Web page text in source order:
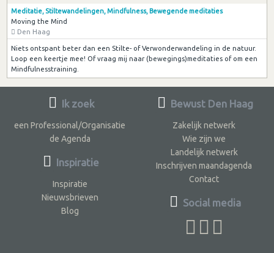
Meditatie, Stiltewandelingen, Mindfulness, Bewegende meditaties
Moving the Mind
Den Haag
Niets ontspant beter dan een Stilte- of Verwonderwandeling in de natuur.
Loop een keertje mee! Of vraag mij naar (bewegings)meditaties of om een
Mindfulnesstraining.
Ik zoek
een Professional/Organisatie
de Agenda
Inspiratie
Inspiratie
Nieuwsbrieven
Blog
Bewust Den Haag
Zakelijk netwerk
Wie zijn we
Landelijk netwerk
Inschrijven maandagenda
Contact
Social media